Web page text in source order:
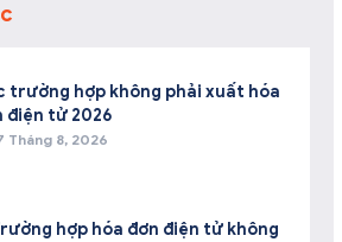
trường hợp không phải xuất hóa
điện tử 2026
Tháng 8, 2026
hợp hóa đơn điện tử không